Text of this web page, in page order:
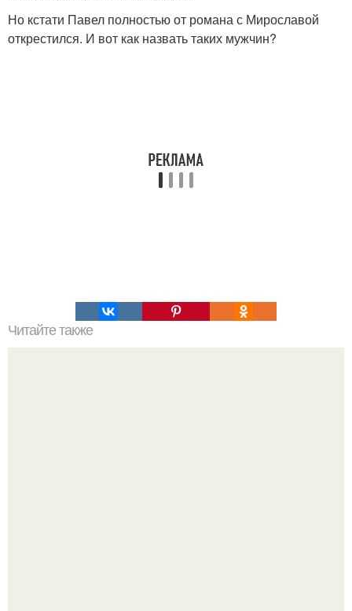
Но кстати Павел полностью от романа с Мирославой
открестился. И вот как назвать таких мужчин?
Читайте также